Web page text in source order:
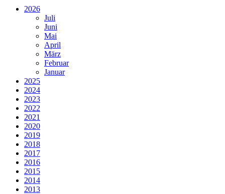
2026
Juli
Juni
Mai
April
März
Februar
Januar
2025
2024
2023
2022
2021
2020
2019
2018
2017
2016
2015
2014
2013